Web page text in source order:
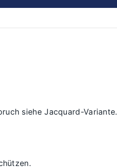
siehe Jacquard-Variante.